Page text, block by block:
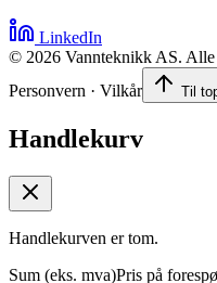
LinkedIn
© 2026 Vannteknikk AS.
Personvern · Vilkår
Til
Handlekurv
Handlekurven er tom.
Sum (eks. mva)Pris på